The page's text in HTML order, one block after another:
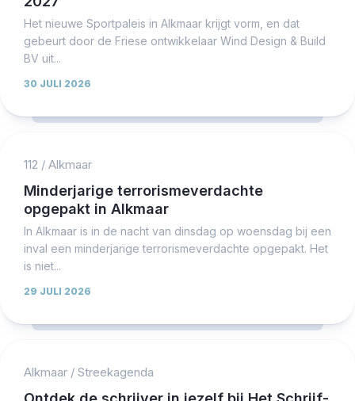
Het nieuwe Sportpaleis in Alkmaar krijgt vorm, en dat
gebeurt door de Friese ontwikkelaar Wind Design & Build
BV uit...
30 JULI 2026
112 / Alkmaar
Minderjarige terrorismeverdachte
opgepakt in Alkmaar
In Alkmaar is in de nacht van dinsdag op woensdag bij een
inval een minderjarige terrorismeverdachte opgepakt. Het
is niet...
29 JULI 2026
Alkmaar / Streekagenda